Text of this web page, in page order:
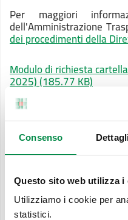
Consenso
Questo sito web utilizza i
Utilizziamo i cookie per
statistici.
Per maggiori
dell'Amministrazione
dei procedimenti della
Modulo di richiesta
2025)(185.77 KB)
Informativa sul
forniti con la richiesta di
documentazione
civico generalizzato, di
accesso ai dati
Regolamento UE 2016/
GDPR) - (pubblicata in
aggiornamento
KB)